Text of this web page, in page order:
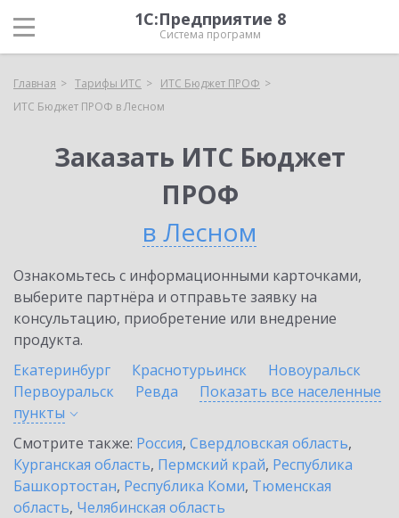
1С:Предприятие 8
Система программ
Главная Тарифы ИТС
ИТС Бюджет ПРОФ
ИТС Бюджет ПРОФ в Лесном
Заказать ИТС Бюджет
ПРОФ
в Лесном
Ознакомьтесь с информационными карточками,
выберите партнёра и отправьте заявку на
консультацию, приобретение или внедрение
продукта.
Екатеринбург
Краснотурьинск
Новоуральск
Первоуральск
Ревда
Показать все населенные
пункты
Смотрите также: Россия, Свердловская область,
Курганская область, Пермский край, Республика
Башкортостан, Республика Коми, Тюменская
область, Челябинская область